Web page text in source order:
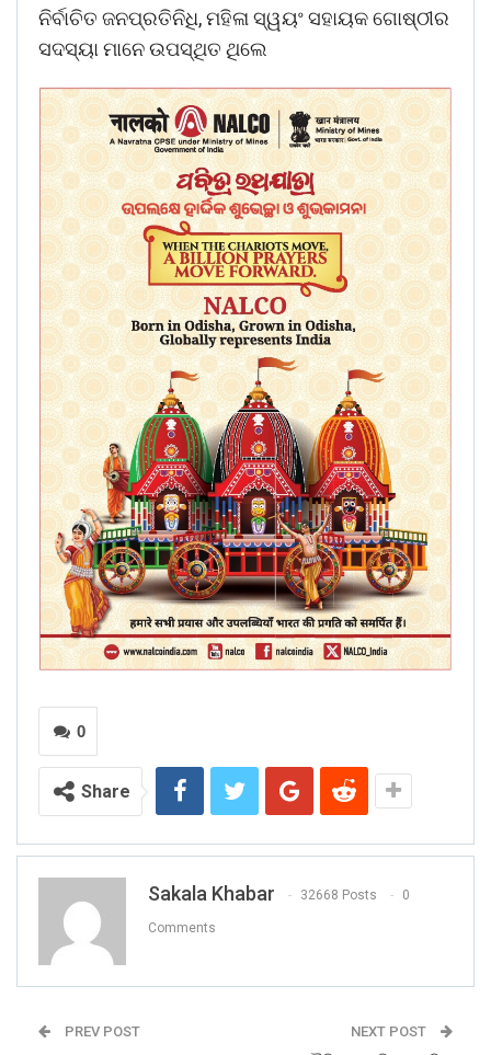
ନିର୍ବାଚିତ ଜନପ୍ରତିନିଧି, ମହିଳା ସ୍ୱୟଂ ସହାୟକ ଗୋଷ୍ଠୀର
ସଦସ୍ୟା ମାନେ ଉପସ୍ଥିତ ଥିଲେ
0
Share
Sakala Khabar 32668 Posts 0
Comments
PREV POST NEXT POST